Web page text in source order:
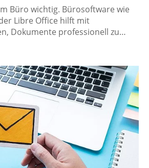
Büro wichtig. Bürosoftware wie
Libre Office hilft mit
Dokumente professionell zu…